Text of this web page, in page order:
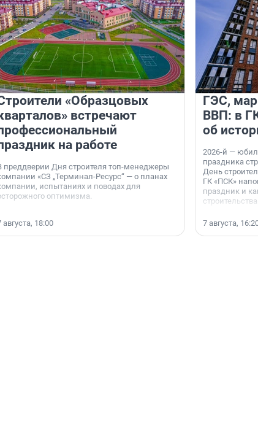
«Образцовых
встречают
на работе
преддверии Дня строителя топ-менеджеры
«СЗ „Терминал-Ресурс“ — о планах
испытаниях и поводах для
оптимизма.
августа, 18:00
ГЭС,
ВВП: в
об
2026-й —
праздника
День
ГК «ПСК»
праздник и
строительства.
7 августа,